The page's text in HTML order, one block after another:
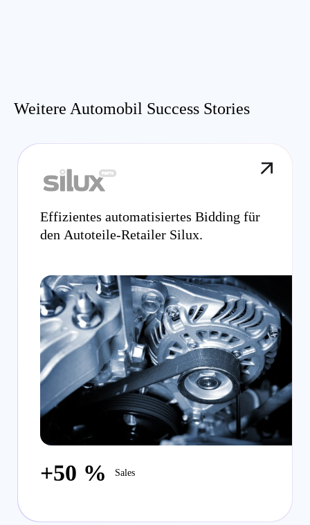
Weitere Automobil Success Stories
Effizientes automatisiertes Bidding für
den Autoteile-Retailer Silux.
+50 % Sales